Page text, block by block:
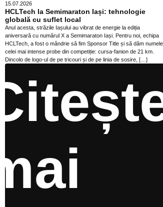
15.07.2026
HCLTech la Semimaraton Iași: tehnologie
globală cu suflet local
Anul acesta, străzile Iașului au vibrat de energie la ediția
aniversară cu numărul X a Semimaraton Iași. Pentru noi, echipa
HCLTech, a fost o mândrie să fim Sponsor Title și să dăm numele
celei mai intense probe din competiție: cursa-fanion de 21 km.
Dincolo de logo-ul de pe tricouri și de pe linia de sosire, […]